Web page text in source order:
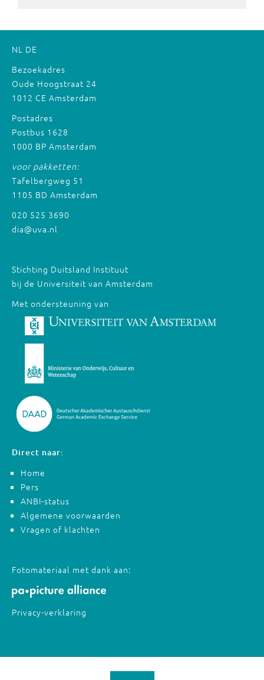
NL DE
Bezoekadres
Oude Hoogstraat 24
1012 CE Amsterdam
Postadres
Postbus 1628
1000 BP Amsterdam
voor pakketten:
Tafelbergweg 51
1105 BD Amsterdam
020 525 3690
dia@uva.nl
Stichting Duitsland Instituut
bij de Universiteit van Amsterdam
Met ondersteuning van
Direct naar:
Home
Pers
ANBI-status
Algemene voorwaarden
Vragen of klachten
Fotomateriaal met dank aan:
Privacy-verklaring